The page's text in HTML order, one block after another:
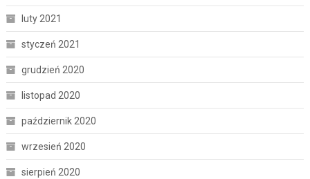
luty 2021
styczeń 2021
grudzień 2020
listopad 2020
październik 2020
wrzesień 2020
sierpień 2020